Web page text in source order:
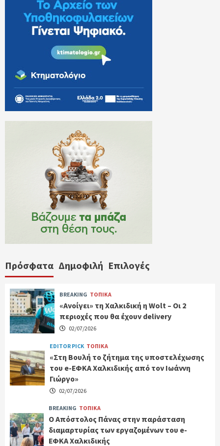
Πρόσφατα Δημοφιλή Επιλογές
BREAKING ΤΟΠΙΚΑ
«Ανοίγει» τη Χαλκιδική η Wolt – Οι 2
περιοχές που θα έχουν delivery
02/07/2026
EDITOR PICK ΤΟΠΙΚΑ
«Στη Βουλή το ζήτημα της υποστελέχωσης
του e-ΕΦΚΑ Χαλκιδικής από τον Ιωάννη
Γιώργο»
02/07/2026
BREAKING ΤΟΠΙΚΑ
Ο Απόστολος Πάνας στην παράσταση
διαμαρτυρίας των εργαζομένων του e-
ΕΦΚΑ Χαλκιδικής